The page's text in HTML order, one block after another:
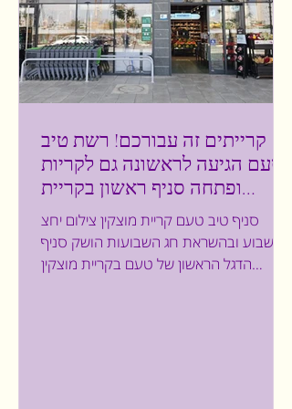
קרייתים זה עבורכם! רשת טיב
טעם הגיעה לראשונה גם לקריות
ופתחה סניף ראשון בקריית
סניף טיב טעם קריית מוצקין צילום יחצ
השבוע ובהשראת חג השבועות הושק סניף
הדגל הראשון של טעם בקריית מוצקין